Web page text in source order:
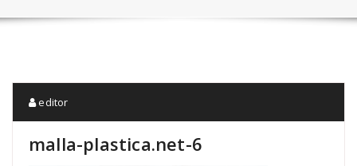
editor
malla-plastica.net-6